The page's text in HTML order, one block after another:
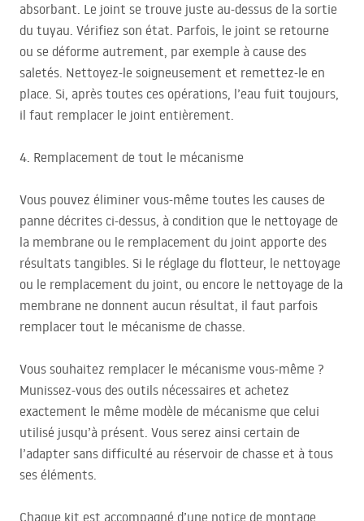
absorbant. Le joint se trouve juste au-dessus de la sortie
du tuyau. Vérifiez son état. Parfois, le joint se retourne
ou se déforme autrement, par exemple à cause des
saletés. Nettoyez-le soigneusement et remettez-le en
place. Si, après toutes ces opérations, l’eau fuit toujours,
il faut remplacer le joint entièrement.
4. Remplacement de tout le mécanisme
Vous pouvez éliminer vous-même toutes les causes de
panne décrites ci-dessus, à condition que le nettoyage de
la membrane ou le remplacement du joint apporte des
résultats tangibles. Si le réglage du flotteur, le nettoyage
ou le remplacement du joint, ou encore le nettoyage de la
membrane ne donnent aucun résultat, il faut parfois
remplacer tout le mécanisme de chasse.
Vous souhaitez remplacer le mécanisme vous-même ?
Munissez-vous des outils nécessaires et achetez
exactement le même modèle de mécanisme que celui
utilisé jusqu’à présent. Vous serez ainsi certain de
l’adapter sans difficulté au réservoir de chasse et à tous
ses éléments.
Chaque kit est accompagné d’une notice de montage.